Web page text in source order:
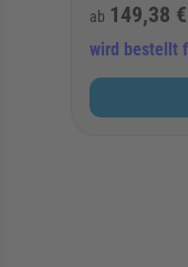
ab 149,38 €
wird bestellt